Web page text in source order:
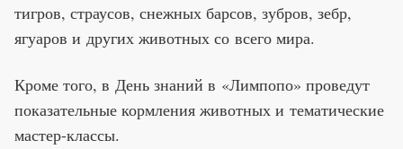
тигров, страусов, снежных барсов, зубров, зебр,
ягуаров и других животных со всего мира.
Кроме того, в День знаний в «Лимпопо» проведут
показательные кормления животных и тематические
мастер-классы.